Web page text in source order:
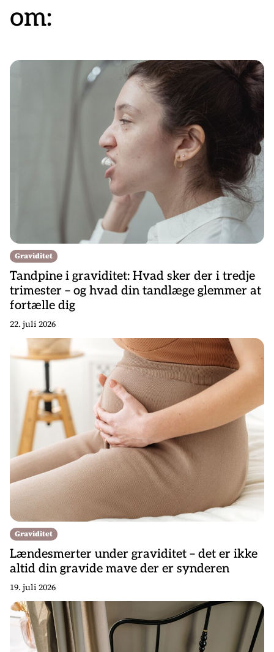
om:
Graviditet
Tandpine i graviditet: Hvad sker der i tredje
trimester – og hvad din tandlæge glemmer at
fortælle dig
22. juli 2026
Graviditet
Lændesmerter under graviditet – det er ikke
altid din gravide mave der er synderen
19. juli 2026